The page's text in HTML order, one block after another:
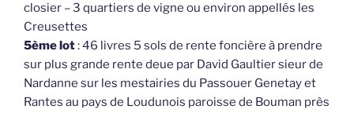
closier – 3 quartiers de vigne ou environ appellés les
Creusettes
5ème lot: 46 livres 5 sols de rente foncière à prendre
sur plus grande rente deue par David Gaultier sieur de
Nardanne sur les mestairies du Passouer Genetay et
Rantes au pays de Loudunois paroisse de Bouman près